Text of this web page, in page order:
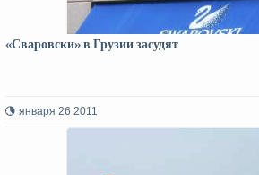
«Сваровски» в Грузии засудят
января 26 2011